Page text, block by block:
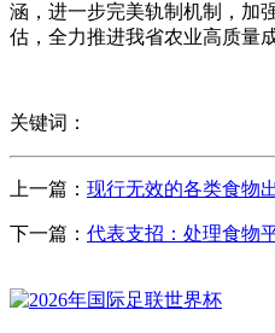
涵，进一步完美轨制机制，加
估，全力推进我省农业高质量成
关键词：
上一篇： 现行无效的各类食物
下一篇： 代表支招：处理食物